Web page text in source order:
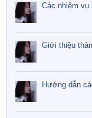
Các nhiệm vụ
Giới thiệu
Hướng dẫn